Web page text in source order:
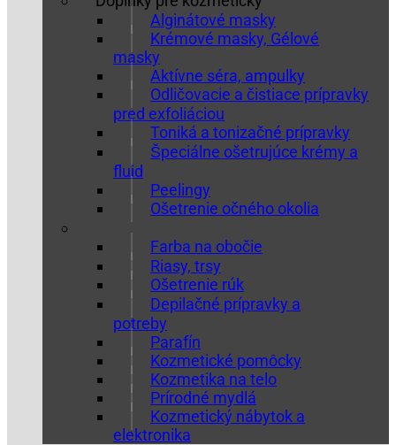
Alginátové masky
Krémové masky, Gélové
masky
Aktívne séra, ampulky
Odličovacie a čistiace prípravky
pred exfoliáciou
Toniká a tonizačné prípravky
Špeciálne ošetrujúce krémy a
fluid
Peelingy
Ošetrenie očného okolia
Farba na obočie
Riasy, trsy
Ošetrenie rúk
Depilačné prípravky a
potreby
Parafín
Kozmetické pomôcky
Kozmetika na telo
Prírodné mydlá
Kozmetický nábytok a
elektronika